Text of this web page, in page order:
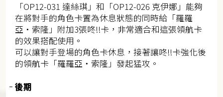
「OP12-031 達絲琪」和「OP12-026 克伊娜」能夠
在將對手的角色卡置為休息狀態的同時給「羅羅
亞・索隆」附加3張咚!!卡，非常適合和這張領航卡
的效果搭配使用。
可以讓對手登場的角色卡休息，接著讓咚!!卡強化後
的領航卡「羅羅亞・索隆」發起猛攻。
後期